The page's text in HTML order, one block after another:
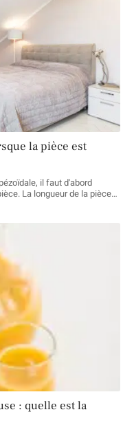
la pièce est
il faut d'abord
La longueur de la pièce…
: quelle est la